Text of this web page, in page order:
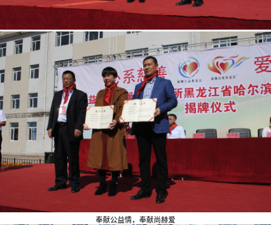
奉献公益情，奉献尚赫爱